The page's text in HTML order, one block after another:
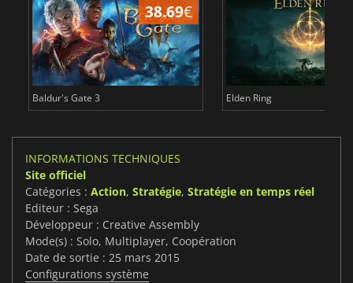
38.69€
Baldur's Gate 3 Elden Ring
INFORMATIONS TECHNIQUES
Site officiel
Catégories : Action, Stratégie, Stratégie en temps réel
Editeur : Sega
Développeur : Creative Assembly
Mode(s) : Solo, Multiplayer, Coopération
Date de sortie : 25 mars 2015
Configurations système